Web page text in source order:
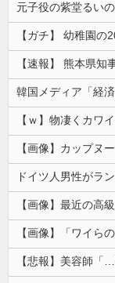
元子役の紫堂るい
【ｗ】物凄くカワ
【画像】カップヌ
【画像】最近の高
【画像】「ワイら
【悲報】美容師